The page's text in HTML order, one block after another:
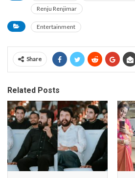
Renju Renjimar
Entertainment
Share
Related Posts